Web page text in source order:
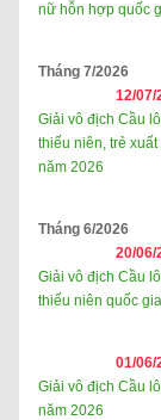
nữ hỗn hợp quốc
Tháng 7/2026
12/07/
Giải vô địch Cầu
thiếu niên, trẻ
năm 2026
Tháng 6/2026
20/06/
Giải vô địch Cầu
thiếu niên quốc
01/06/
Giải vô địch Cầu
năm 2026